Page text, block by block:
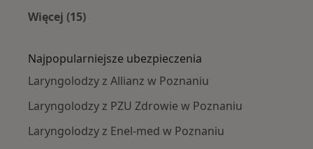
Więcej (15)
Najpopularniejsze ubezpieczenia
Laryngolodzy z Allianz w Poznaniu
Laryngolodzy z PZU Zdrowie w Poznaniu
Laryngolodzy z Enel-med w Poznaniu